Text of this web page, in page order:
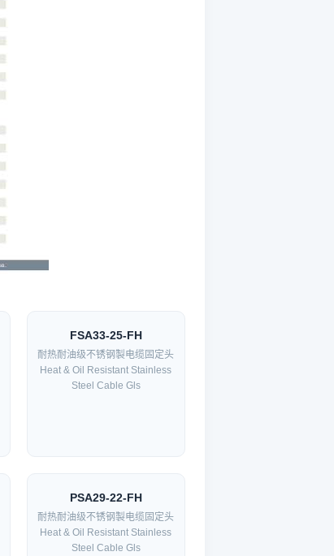
FSA33-25-FH
耐热耐油级不锈钢製电缆固定头
Heat & Oil Resistant Stainless
Steel Cable Gls
PSA29-22-FH
耐热耐油级不锈钢製电缆固定头
Heat & Oil Resistant Stainless
Steel Cable Gls